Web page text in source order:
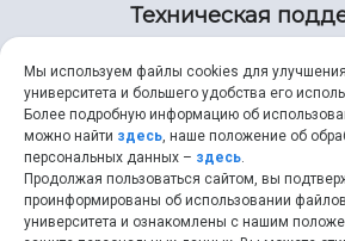
Техническая
+7 (846) 267-49-
help@ssau.ru
Мы используем файлы cookies для
университета и большего удобства его
Более подробную информацию об
можно найти здесь, наше положение об
персональных данных – здесь.
Продолжая пользоваться сайтом, вы
проинформированы об использовании
университета и ознакомлены с нашим